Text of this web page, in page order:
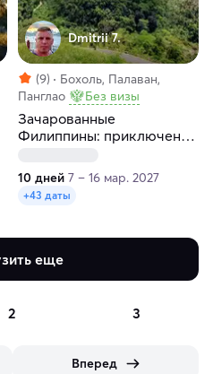
Dmitrii 7.
(9)
Бохоль, Палаван,
Панглао
Без визы
Зачарованные
Филиппины: приключения
10 дней 7 – 16 мар. 2027
+43 даты
еще
2 3
Вперед